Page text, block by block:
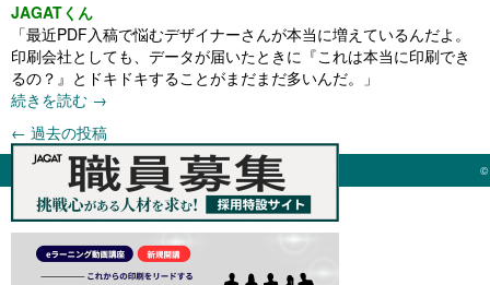
JAGATくん
「最近PDF入稿で悩むデザイナーさんが本当に増えているんだよ。
印刷会社としても、データが届いたときに『これは本当に印刷でき
るの？』とドキドキすることがまだまだ多いんだ。」
続きを読む →
← 過去の投稿
©